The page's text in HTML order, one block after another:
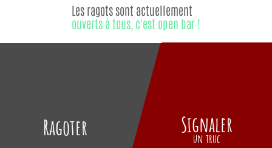
Ragoter
Les ragots sont actuellement
ouverts à tous, c'est open bar !
Signaler
un truc